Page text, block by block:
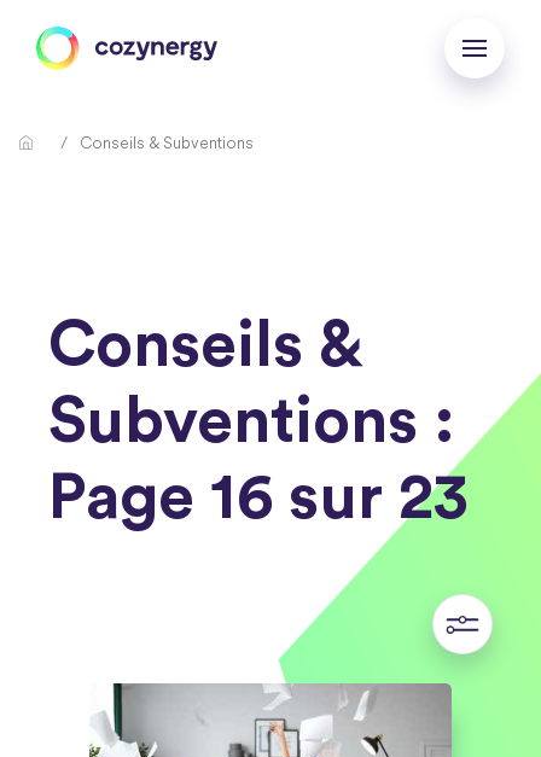
Conseils & Subventions
Conseils &
Subventions :
Page 16 sur 23